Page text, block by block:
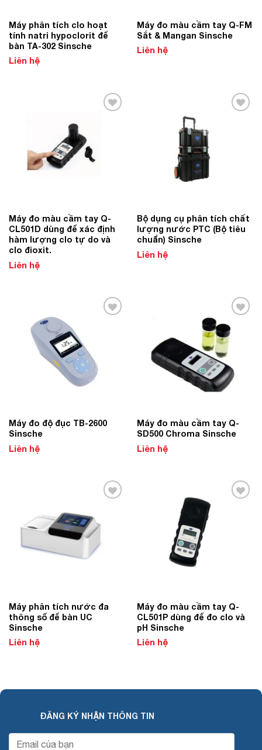
Máy phân tích clo hoạt
tính natri hypoclorit để
bàn TA-302 Sinsche
Liên hệ
Máy đo màu cầm tay Q-FM
Sắt & Mangan Sinsche
Liên hệ
Máy đo màu cầm tay Q-
CL501D dùng để xác định
hàm lượng clo tự do và
clo đioxit.
Liên hệ
Bộ dụng cụ phân tích chất
lượng nước PTC (Bộ tiêu
chuẩn) Sinsche
Liên hệ
Máy đo độ đục TB-2600
Sinsche
Liên hệ
Add to
Wishlist
Máy đo màu cầm tay Q-
SD500 Chroma Sinsche
Liên hệ
Máy phân tích nước đa
thông số để bàn UC
Sinsche
Liên hệ
Máy đo màu cầm tay Q-
CL501P dùng để đo clo và
pH Sinsche
Liên hệ
ĐĂNG KÝ NHẬN THÔNG TIN